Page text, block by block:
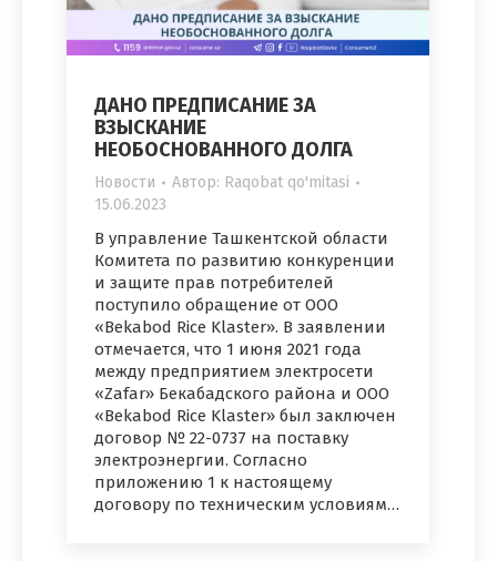
ДАНО ПРЕДПИСАНИЕ ЗА
ВЗЫСКАНИЕ
НЕОБОСНОВАННОГО ДОЛГА
Новости Автор: Raqobat qo'mitasi
15.06.2023
В управление Ташкентской области
Комитета по развитию конкуренции
и защите прав потребителей
поступило обращение от ООО
«Bekabod Rice Klaster». В заявлении
отмечается, что 1 июня 2021 года
между предприятием электросети
«Zafar» Бекабадского района и ООO
«Bekabod Rice Klaster» был заключен
договор № 22-0737 на поставку
электроэнергии. Согласно
приложению 1 к настоящему
договору по техническим условиям…